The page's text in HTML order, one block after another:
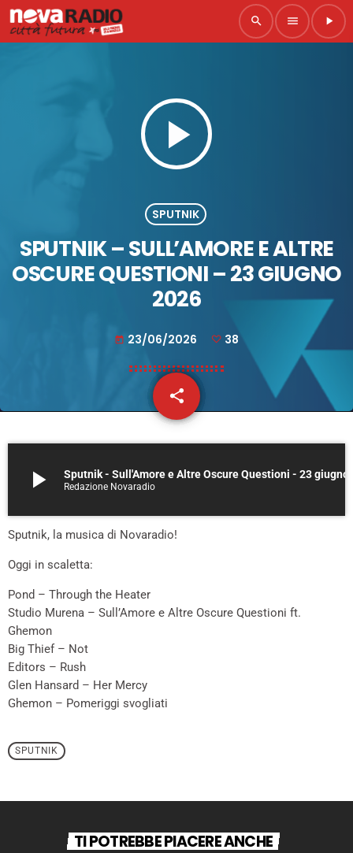
search menu play_arrow
play_arrow
SPUTNIK
SPUTNIK – SULL’AMORE E ALTRE
OSCURE QUESTIONI – 23 GIUGNO
2026
today 23/06/2026 38
share
email
play_arrow Redazione Novaradio
Sputnik, la musica di Novaradio!
Oggi in scaletta:
Pond – Through the Heater
Studio Murena – Sull’Amore e Altre Oscure Questioni ft.
Ghemon
Big Thief – Not
Editors – Rush
Glen Hansard – Her Mercy
Ghemon – Pomeriggi svogliati
SPUTNIK
TI POTREBBE PIACERE ANCHE